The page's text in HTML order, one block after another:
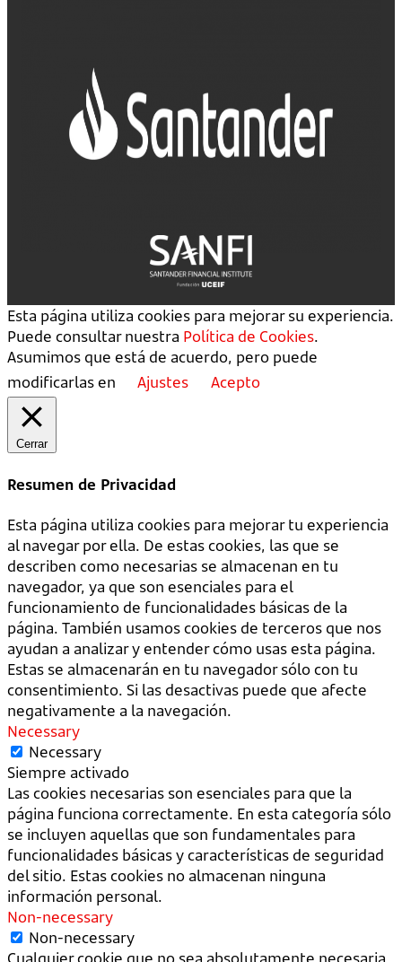
Esta página utiliza cookies para mejorar su experiencia.
Puede consultar nuestra Política de Cookies.
Asumimos que está de acuerdo, pero puede
modificarlas en
Ajustes Acepto
Cerrar
Resumen de Privacidad
Esta página utiliza cookies para mejorar tu experiencia
al navegar por ella. De estas cookies, las que se
describen como necesarias se almacenan en tu
navegador, ya que son esenciales para el
funcionamiento de funcionalidades básicas de la
página. También usamos cookies de terceros que nos
ayudan a analizar y entender cómo usas esta página.
Estas se almacenarán en tu navegador sólo con tu
consentimiento. Si las desactivas puede que afecte
negativamente a la navegación.
Necessary
Necessary
Siempre activado
Las cookies necesarias son esenciales para que la
página funciona correctamente. En esta categoría sólo
se incluyen aquellas que son fundamentales para
funcionalidades básicas y características de seguridad
del sitio. Estas cookies no almacenan ninguna
información personal.
Non-necessary
Non-necessary